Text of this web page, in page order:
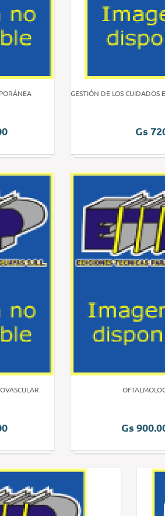
GESTIÓN DE LOS CUIDADOS
Gs
Gs